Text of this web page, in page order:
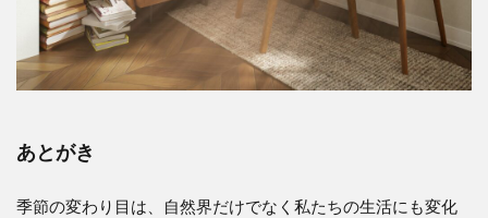
あとがき
季節の変わり目は、自然界だけでなく私たちの生活にも変化